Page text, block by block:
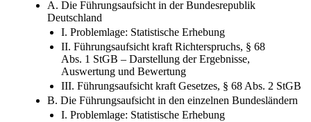
A. Die Führungsaufsicht in der Bundesrepublik
Deutschland
I. Problemlage: Statistische Erhebung
II. Führungsaufsicht kraft Richterspruchs, § 68
Abs. 1 StGB – Darstellung der Ergebnisse,
Auswertung und Bewertung
III. Führungsaufsicht kraft Gesetzes, § 68 Abs. 2 StGB
B. Die Führungsaufsicht in den einzelnen Bundesländern
I. Problemlage: Statistische Erhebung